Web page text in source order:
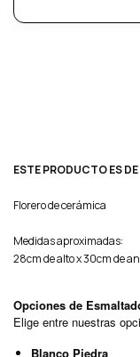
ESTE PRODUCTO ES
Florero de cerámica
Medidas aproximadas:
28cm de alto x 30cm de
Opciones de
Elige entre nuestras
Blanco Piedra